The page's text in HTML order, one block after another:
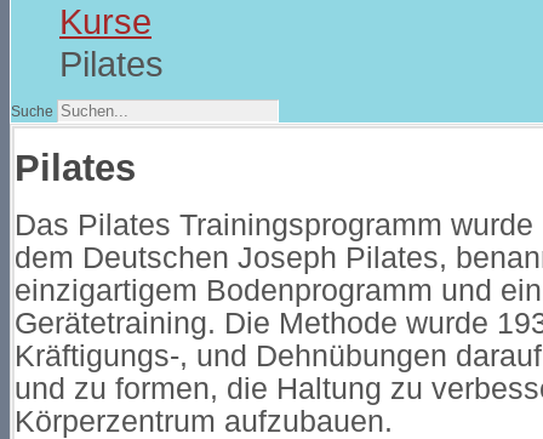
Kurse
Pilates
Suche
Pilates
Das Pilates Trainingsprogramm
dem Deutschen Joseph Pilates,
einzigartigem Bodenprogramm und
Gerätetraining. Die Methode wurde
Kräftigungs-, und Dehnübungen
und zu formen, die Haltung zu
Körperzentrum aufzubauen.